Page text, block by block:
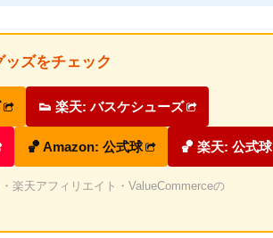
ズをチェック
👟 楽天: バスケシューズ
🏀 Amazon: 公式球 🏀 楽天: 公式球
楽天アフィリエイト・ValueCommerceの